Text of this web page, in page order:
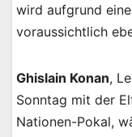
wird aufgrund
voraussichtlich
Ghislain Konan,
Sonntag mit der
Nationen-Pokal,